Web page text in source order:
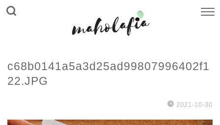
c68b0141a5a3d25ad99807996402f1
22.JPG
2021-10-30